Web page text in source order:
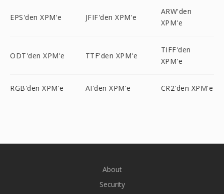
EPS'den XPM'e JFIF'den XPM'e
ARW'den
XPM'e
ODT'den XPM'e TTF'den XPM'e
TIFF'den
XPM'e
RGB'den XPM'e AI'den XPM'e CR2'den XPM'e
About
Security